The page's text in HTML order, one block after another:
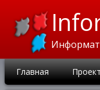
Главная